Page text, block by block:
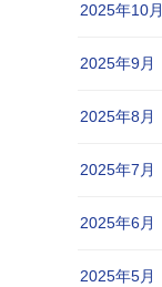
2025年10月
2025年9月
2025年8月
2025年7月
2025年6月
2025年5月